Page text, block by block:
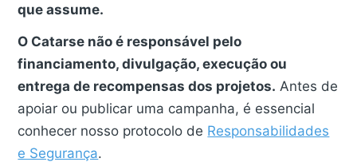
que assume.
O Catarse não é responsável pelo
financiamento, divulgação, execução ou
entrega de recompensas dos projetos. Antes de
apoiar ou publicar uma campanha, é essencial
conhecer nosso protocolo de Responsabilidades
e Segurança.